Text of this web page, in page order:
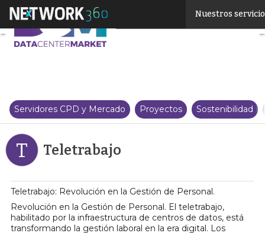
Nuestros
Servidores CPD y Mercado Proyectos Sostenibilidad
T Teletrabajo
Teletrabajo: Revolución en la Gestión de Personal.
Revolución en la Gestión de Personal. El teletrabajo,
habilitado por la infraestructura de centros de datos, está
transformando la gestión laboral en la era digital. Los